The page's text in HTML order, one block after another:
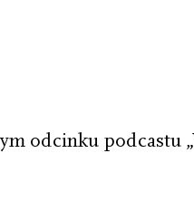
odcinku podcastu